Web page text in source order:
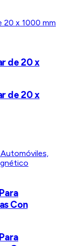
de 20 x
de 20 x
Con